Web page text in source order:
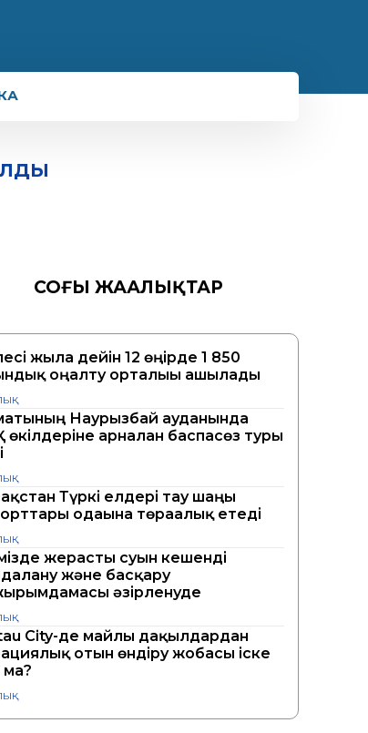
СОҢҒЫ ЖАҢАЛЫҚТАР
жылға дейін 12 өңірде 1 850
оңалту орталығы ашылады
Наурызбай ауданында
өкілдеріне арналған баспасөз туры
Түркі елдері тау шаңғы
одағына төрағалық етеді
жерасты суын кешенді
және басқару
әзірленуде
City-де майлы дақылдардан
отын өндіру жобасы іске
ма?